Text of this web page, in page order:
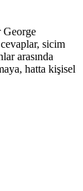
sicim
arasında
hatta kişisel